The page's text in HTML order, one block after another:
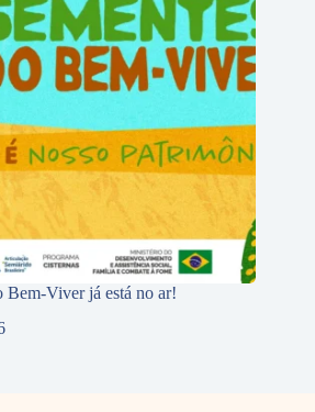
Bem-Viver já está no ar!